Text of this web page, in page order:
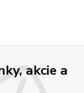
akcie a